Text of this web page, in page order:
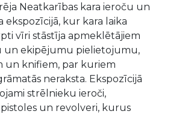
Neatkarības kara ieroču un
ekspozīcijā, kur kara laika
vīri stāstīja apmeklētājiem
un ekipējumu pielietojumu,
un knifiem, par kuriem
neraksta. Ekspozīcijā
strēlnieku ieroči,
pistoles un revolveri, kurus